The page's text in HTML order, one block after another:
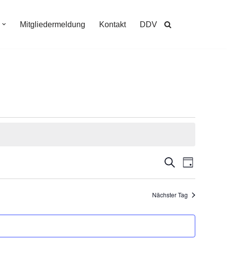
Mitgliedermeldung Kontakt DDV
Suche
und
Suche
Tag
Nächster Tag